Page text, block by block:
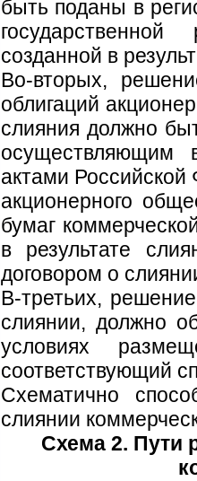
быть поданы в
созданной в
Во-вторых,
облигаций
слияния должно
осуществляющим
актами Российской
акционерного
бумаг
в результате
договором о
В-третьих,
слиянии, должно
условиях
соответствующий
Схематично
слиянии
Схема 2. Пути